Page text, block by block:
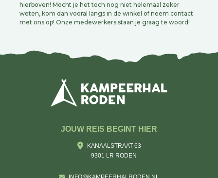
hierboven! Mocht je het toch nog niet helemaal zeker
weten, kom dan vooral langs in de winkel of neem contact
met ons op! Onze medewerkers staan je graag te woord!
JOUW REIS BEGINT HIER
KANAALSTRAAT 63
9301 LR RODEN